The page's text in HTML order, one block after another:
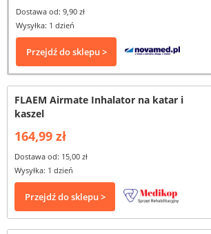
Dostawa od: 9,90 zł
Wysyłka: 1 dzień
Przejdź do sklepu >
FLAEM Airmate Inhalator na katar i
kaszel
164,99 zł
Dostawa od: 15,00 zł
Wysyłka: 1 dzień
Przejdź do sklepu >